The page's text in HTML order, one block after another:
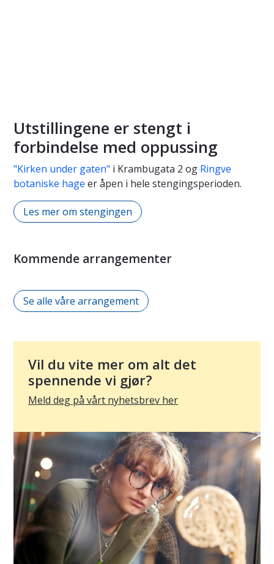
Utstillingene er stengt i
forbindelse med oppussing
"Kirken under gaten" i Krambugata 2 og Ringve
botaniske hage er åpen i hele stengingsperioden.
Les mer om stengingen
Kommende arrangementer
Se alle våre arrangement
Vil du vite mer om alt det
spennende vi gjør?
Meld deg på vårt nyhetsbrev her